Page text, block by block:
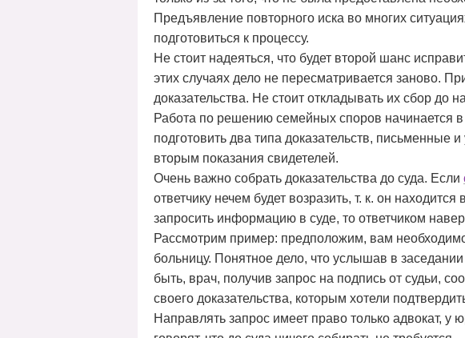
Предъявление повторного иска во многих
подготовиться к процессу.
Не стоит надеяться, что будет второй шанс
этих случаях дело не пересматривается заново.
доказательства. Не стоит откладывать их сбор до
Работа по решению семейных споров начинается
подготовить два типа доказательств, письменные
вторым показания свидетелей.
Очень важно собрать доказательства до суда. Если
ответчику нечем будет возразить, т. к. он
запросить информацию в суде, то ответчиком
Рассмотрим пример: предположим, вам
больницу. Понятное дело, что услышав в
быть, врач, получив запрос на подпись от судьи,
своего доказательства, которым хотели
Направлять запрос имеет право только адвокат, у